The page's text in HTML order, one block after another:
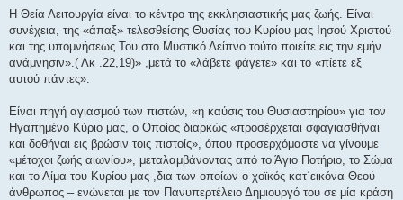
μ
σ
ί
υ
σ
Η Θεία Λειτουργία είναι το κέντρο της εκκλησιαστικής μας ζωής. Είναι
συνέχεια, της «άπαξ» τελεσθείσης Θυσίας του Κυρίου μας Ιησού Χριστού
και της υπομνήσεως Του στο Μυστικό Δείπνο τούτο ποιείτε εις την εμήν
ανάμνησιν».( Λκ .22,19)» ,μετά το «λάβετε φάγετε» και το «πίετε εξ
αυτού πάντες».
Είναι πηγή αγιασμού των πιστών, «η καύσις του Θυσιαστηρίου» για τον
Ηγαπημένο Κύριο μας, ο Οποίος διαρκώς «προσέρχεται σφαγιασθήναι
και δοθήναι εις βρώσιν τοις πιστοίς», όπου προσερχόμαστε να γίνουμε
«μέτοχοι ζωής αιωνίου», μεταλαμβάνοντας από το Άγιο Ποτήριο, το Σώμα
και το Αίμα του Κυρίου μας ,δια των οποίων ο χοϊκός κατ΄εικόνα Θεού
άνθρωπος – ενώνεται με τον Πανυπερτέλειο Δημιουργό του σε μία κράση